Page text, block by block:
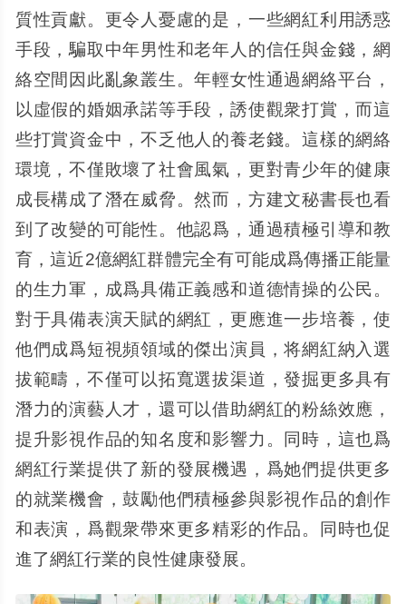
質性貢獻。更令人憂慮的是，一些網紅利用誘惑
手段，騙取中年男性和老年人的信任與金錢，網
絡空間因此亂象叢生。年輕女性通過網絡平台，
以虛假的婚姻承諾等手段，誘使觀衆打賞，而這
些打賞資金中，不乏他人的養老錢。這樣的網絡
環境，不僅敗壞了社會風氣，更對青少年的健康
成長構成了潛在威脅。然而，方建文秘書長也看
到了改變的可能性。他認爲，通過積極引導和教
育，這近2億網紅群體完全有可能成爲傳播正能量
的生力軍，成爲具備正義感和道德情操的公民。
對于具備表演天賦的網紅，更應進一步培養，使
他們成爲短視頻領域的傑出演員，将網紅納入選
拔範疇，不僅可以拓寬選拔渠道，發掘更多具有
潛力的演藝人才，還可以借助網紅的粉絲效應，
提升影視作品的知名度和影響力。同時，這也爲
網紅行業提供了新的發展機遇，爲她們提供更多
的就業機會，鼓勵他們積極參與影視作品的創作
和表演，爲觀衆帶來更多精彩的作品。同時也促
進了網紅行業的良性健康發展。